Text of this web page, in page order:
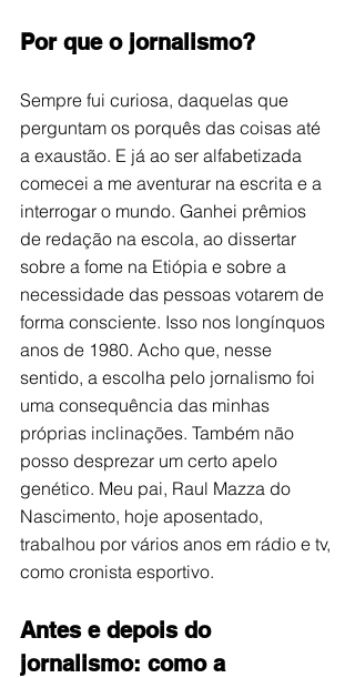
Por que o jornalismo?
Sempre fui curiosa, daquelas que
perguntam os porquês das coisas até
a exaustão. E já ao ser alfabetizada
comecei a me aventurar na escrita e a
interrogar o mundo. Ganhei prêmios
de redação na escola, ao dissertar
sobre a fome na Etiópia e sobre a
necessidade das pessoas votarem de
forma consciente. Isso nos longínquos
anos de 1980. Acho que, nesse
sentido, a escolha pelo jornalismo foi
uma consequência das minhas
próprias inclinações. Também não
posso desprezar um certo apelo
genético. Meu pai, Raul Mazza do
Nascimento, hoje aposentado,
trabalhou por vários anos em rádio e tv,
como cronista esportivo.
Antes e depois do
jornalismo: como a